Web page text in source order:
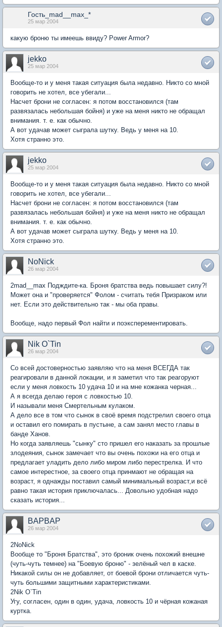
Гость_mad__max_*
25 мар 2004
какую броню ты имеешь ввиду? Power Armor?
jekko
25 мар 2004
Вообще-то и у меня такая ситуация была недавно. Никто со мной
говорить не хотел, все убегали...
Насчет брони не согласен: я потом восстановился (там
развязалась небольшая бойня) и уже на меня никто не обращал
внимания. т. е. как обычно.
А вот удачав может сыграла шутку. Ведь у меня на 10.
Хотя странно это.
jekko
25 мар 2004
Вообще-то и у меня такая ситуация была недавно. Никто со мной
говорить не хотел, все убегали...
Насчет брони не согласен: я потом восстановился (там
развязалась небольшая бойня) и уже на меня никто не обращал
внимания. т. е. как обычно.
А вот удачав может сыграла шутку. Ведь у меня на 10.
Хотя странно это.
NoNick
26 мар 2004
2mad__max Подждите-ка. Броня братства ведь повышает силу?!
Может она и "проверяется" Фолом - считать тебя Призраком или
нет. Если это действительно так - мы оба правы.
Вообще, надо первый Фол найти и поэксперементировать.
Nik O`Tin
26 мар 2004
Со всей достоверностью заявляю что на меня ВСЕГДА так
реагировали в данной локации, и я заметил что так реагоруют
если у меня ловкость 10 удача 10 и на мне кожанка черная...
А я всегда делаю героя с ловкостью 10.
И называли меня Смертельным кулаком.
А дело все в том что сынок в своё время подстрелил своего отца
и оставил его помирать в пустыне, а сам занял место главы в
банде Ханов.
Но когда заявляешь "сынку" сто пришел его наказать за прошлые
злодеяния, сынок замечает что вы очень похожи на его отца и
предлагает уладить дело либо миром либо перестрелка. И что
самое интерестное, за своего отца принмают не обращая на
возраст, я однажды поставил самый минимальный возраст,и всё
равно такая история приключалась... Довольно удобная надо
сказать история...
BAPBAP
26 мар 2004
2NoNick
Вообще то "Броня Братства", это броник очень похожий внешне
(чуть-чуть темнее) на "Боевую броню" - зелёный чел в каске.
Никакой силы он не добавляет, от боевой брони отличается чуть-
чуть большими защитными характеристиками.
2Nik O`Tin
Угу, согласен, один в один, удача, ловкость 10 и чёрная кожаная
куртка.